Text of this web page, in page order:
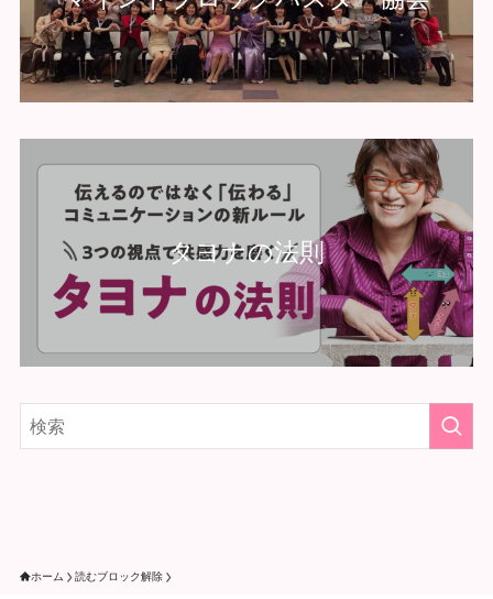
タヨナの法則
ホーム 読むブロック解除